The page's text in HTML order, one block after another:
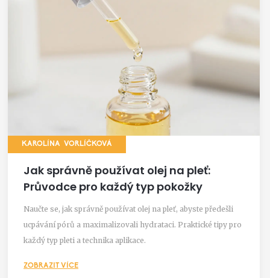
KAROLÍNA VORLÍČKOVÁ
Jak správně používat olej na pleť:
Průvodce pro každý typ pokožky
Naučte se, jak správně používat olej na pleť, abyste předešli
ucpávání pórů a maximalizovali hydrataci. Praktické tipy pro
každý typ pleti a technika aplikace.
ZOBRAZIT VÍCE